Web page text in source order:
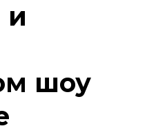
и
шоу